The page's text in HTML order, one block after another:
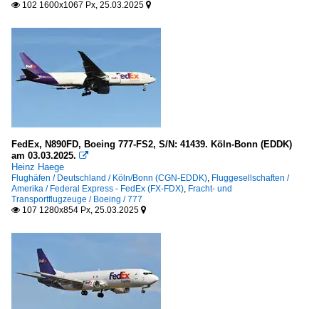
 102 1600x1067 Px, 25.03.2025 
FedEx, N890FD, Boeing 777-FS2, S/N: 41439. Köln-Bonn (EDDK)
am 03.03.2025. 
Heinz Haege
Flughäfen / Deutschland / Köln/Bonn (CGN-EDDK), Fluggesellschaften /
Amerika / Federal Express - FedEx (FX-FDX), Fracht- und
Transportflugzeuge / Boeing / 777
 107 1280x854 Px, 25.03.2025 